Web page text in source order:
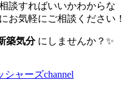
談すればいいかわからな
お気軽にご相談ください！
築気分にしませんか？✨
シャーズchannel